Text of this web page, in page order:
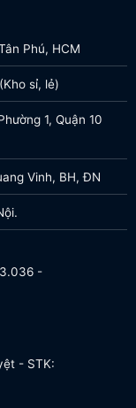
Phú, HCM
sỉ, lẻ)
1, Quận 10
Vinh, BH, ĐN
-
- STK: